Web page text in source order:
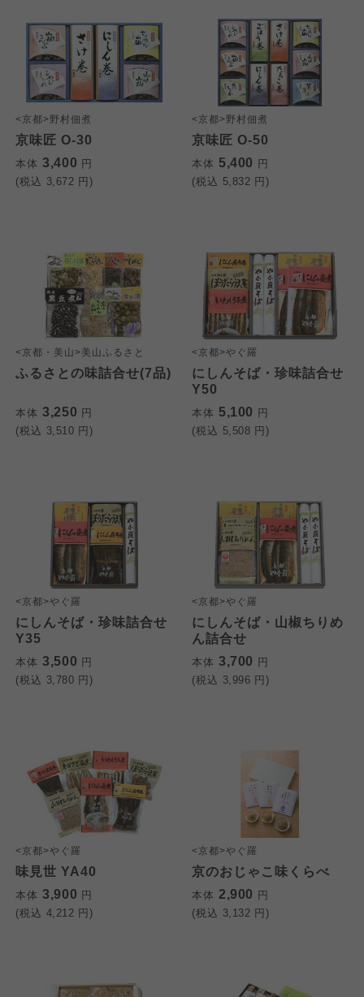
<京都>野村佃煮
京味匠 O-30
本体 3,400 円
(税込 3,672 円)
<京都>野村佃煮
京味匠 O-50
本体 5,400 円
(税込 5,832 円)
<京都・美山>美山ふるさと
ふるさとの味詰合せ(7品)
本体 3,250 円
(税込 3,510 円)
<京都>やぐ羅
にしんそば・珍味詰合せ
Y50
本体 5,100 円
(税込 5,508 円)
<京都>やぐ羅
にしんそば・珍味詰合せ
Y35
本体 3,500 円
(税込 3,780 円)
<京都>やぐ羅
にしんそば・山椒ちりめ
ん詰合せ
本体 3,700 円
(税込 3,996 円)
<京都>やぐ羅
味見世 YA40
本体 3,900 円
(税込 4,212 円)
<京都>やぐ羅
京のおじゃこ味くらべ
本体 2,900 円
(税込 3,132 円)